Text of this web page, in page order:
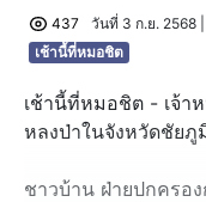
437
วันที่ 3 ก.ย. 2568
เช้านี้ที่หมอชิต
เช้านี้ที่หมอชิต - เจ้า
หลงป่าในจังหวัดชัย
ชาวบ้าน ฝ่ายปกครอ